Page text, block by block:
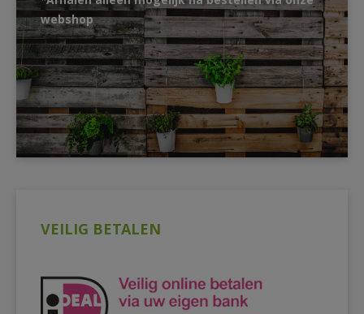
webshop
VEILIG BETALEN